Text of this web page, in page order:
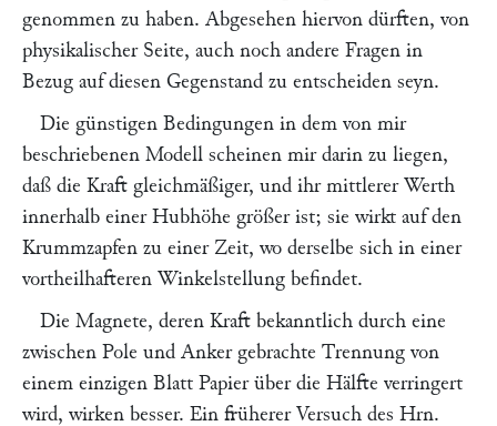
genommen zu haben. Abgesehen hiervon dürften, von
physikalischer Seite, auch noch andere Fragen in
Bezug auf diesen Gegenstand zu entscheiden seyn.
Die günstigen Bedingungen in dem von mir
beschriebenen Modell scheinen mir darin zu liegen,
daß die Kraft gleichmäßiger, und ihr mittlerer Werth
innerhalb einer Hubhöhe größer ist; sie wirkt auf den
Krummzapfen zu einer Zeit, wo derselbe sich in einer
vortheilhafteren Winkelstellung befindet.
Die Magnete, deren Kraft bekanntlich durch eine
zwischen Pole und Anker gebrachte Trennung von
einem einzigen Blatt Papier über die Hälfte verringert
wird, wirken besser. Ein früherer Versuch des Hrn.